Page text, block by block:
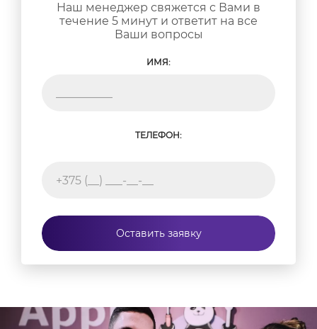
Наш менеджер свяжется с Вами в
течение 5 минут и ответит на все
Ваши вопросы
ИМЯ:
ТЕЛЕФОН:
Оставить заявку